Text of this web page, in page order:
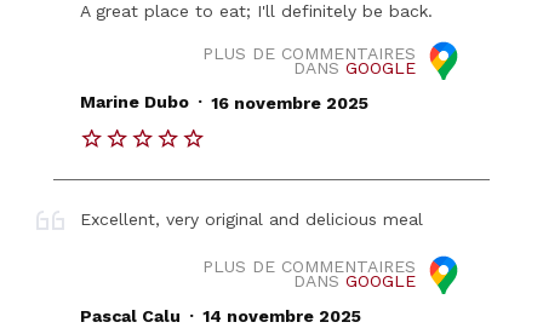
A great place to eat; I'll definitely be back.
PLUS DE COMMENTAIRES
DANS GOOGLE
Marine Dubo . 16 novembre 2025
Excellent, very original and delicious meal
PLUS DE COMMENTAIRES
DANS GOOGLE
Pascal Calu . 14 novembre 2025